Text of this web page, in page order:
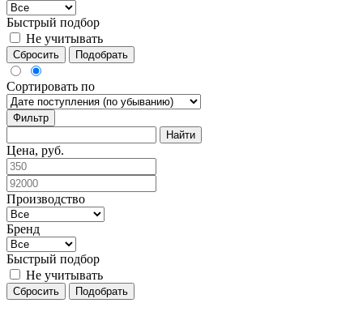
Быстрый подбор
Не учитывать
Сбросить Подобрать
Сортировать по
Фильтр
Цена, руб.
Производство
Бренд
Быстрый подбор
Не учитывать
Сбросить Подобрать